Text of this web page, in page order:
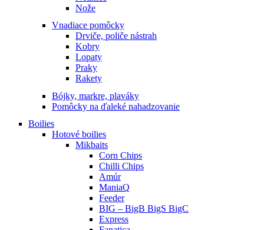
Nože
Vnadiace pomôcky
Drviče, poliče nástrah
Kobry
Lopaty
Praky
Rakety
Bójky, markre, plaváky
Pomôcky na ďaleké nahadzovanie
Boilies
Hotové boilies
Mikbaits
Corn Chips
Chilli Chips
Amúr
ManiaQ
Feeder
BIG – BigB BigS BigC
Express